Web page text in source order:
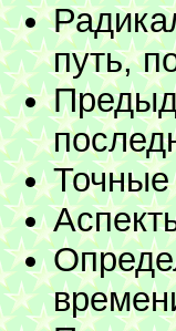
путь,
Точные